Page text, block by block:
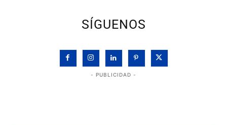
SÍGUENOS
- PUBLICIDAD -